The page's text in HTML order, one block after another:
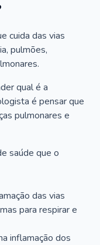
cuida das vias
pulmões,
qual é a
é pensar que
pulmonares e
saúde que o
das vias
para respirar e
inflamação dos